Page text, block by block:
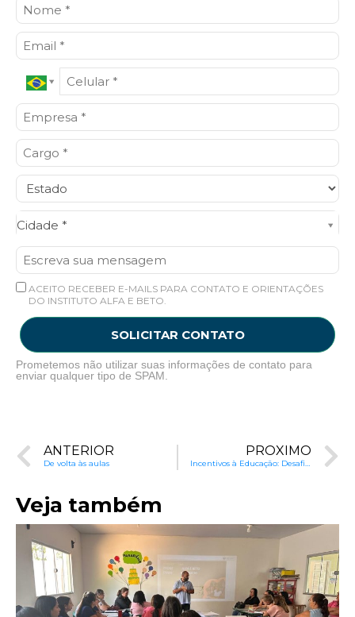
Cidade *
Cidade*
ACEITO RECEBER E-MAILS PARA CONTATO E ORIENTAÇÕES
DO INSTITUTO ALFA E BETO.
SOLICITAR CONTATO
Prometemos não utilizar suas informações de contato para
enviar qualquer tipo de SPAM.
ANTERIOR
De volta às aulas
PRÓXIMO
Veja também